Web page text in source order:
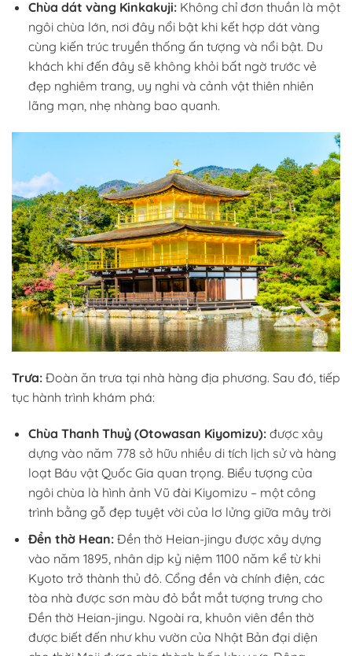
Chùa dát vàng Kinkakuji: Không chỉ đơn thuần là một
ngôi chùa lớn, nơi đây nổi bật khi kết hợp dát vàng
cùng kiến trúc truyền thống ấn tượng và nổi bật. Du
khách khi đến đây sẽ không khỏi bất ngờ trước vẻ
đẹp nghiêm trang, uy nghi và cảnh vật thiên nhiên
lãng mạn, nhẹ nhàng bao quanh.
Trưa: Đoàn ăn trưa tại nhà hàng địa phương. Sau đó, tiếp
tục hành trình khám phá:
Chùa Thanh Thuỷ (Otowasan Kiyomizu): được xây
dựng vào năm 778 sở hữu nhiều di tích lịch sử và hàng
loạt Báu vật Quốc Gia quan trọng. Biểu tượng của
ngôi chùa là hình ảnh Vũ đài Kiyomizu – một công
trình bằng gỗ đẹp tuyệt vời của lơ lửng giữa mây trời
Đền thờ Hean: Đền thờ Heian-jingu được xây dựng
vào năm 1895, nhân dịp kỷ niệm 1100 năm kể từ khi
Kyoto trở thành thủ đô. Cổng đền và chính điện, các
tòa nhà được sơn màu đỏ bắt mắt tượng trưng cho
Đền thờ Heian-jingu. Ngoài ra, khuôn viên đền thờ
được biết đến như khu vườn của Nhật Bản đại diện